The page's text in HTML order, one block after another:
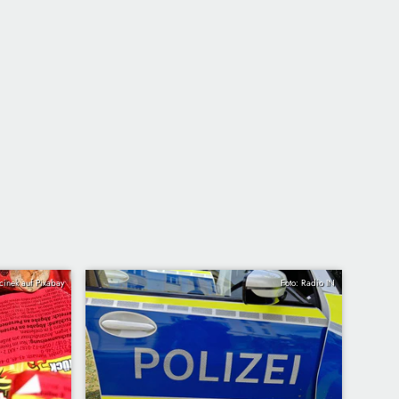
auf Pixabay Foto: Radio IN